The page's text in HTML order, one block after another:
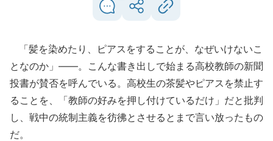
「髪を染めたり、ピアスをすることが、なぜいけないこ
となのか」――。こんな書き出しで始まる高校教師の新聞
投書が賛否を呼んでいる。高校生の茶髪やピアスを禁止す
ることを、「教師の好みを押し付けているだけ」だと批判
し、戦中の統制主義を彷彿とさせるとまで言い放ったもの
だ。